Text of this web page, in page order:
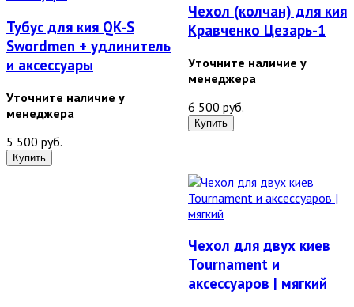
Тубус для кия QK-S
Swordmen + удлинитель
и аксессуары
Уточните наличие у
менеджера
5 500 руб.
Чехол (колчан) для кия
Кравченко Цезарь-1
Уточните наличие у
менеджера
6 500 руб.
Чехол для двух киев
Tournament и
аксессуаров | мягкий